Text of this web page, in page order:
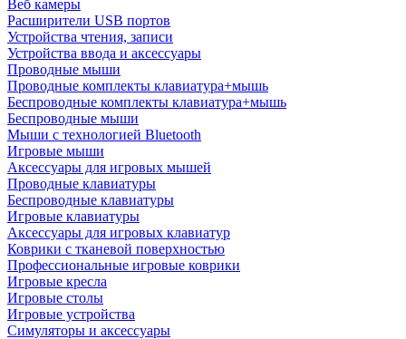
Веб камеры
Расширители USB портов
Устройства чтения, записи
Устройства ввода и аксессуары
Проводные мыши
Проводные комплекты клавиатура+мышь
Беспроводные комплекты клавиатура+мышь
Беспроводные мыши
Мыши с технологией Bluetooth
Игровые мыши
Аксессуары для игровых мышей
Проводные клавиатуры
Беспроводные клавиатуры
Игровые клавиатуры
Аксессуары для игровых клавиатур
Коврики с тканевой поверхностью
Профессиональные игровые коврики
Игровые кресла
Игровые столы
Игровые устройства
Симуляторы и аксессуары